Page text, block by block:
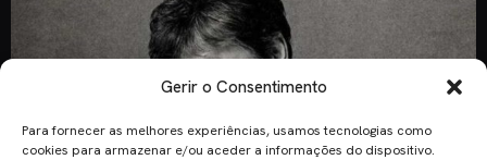
Gerir o Consentimento
Para fornecer as melhores experiências, usamos tecnologias como
cookies para armazenar e/ou aceder a informações do dispositivo.